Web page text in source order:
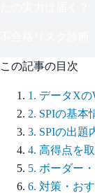
この記事の目次
1 . データXの
2. SPIの基本
3. SPIの出題
4. 高得点を
5. ボーダー
6. 対策・お